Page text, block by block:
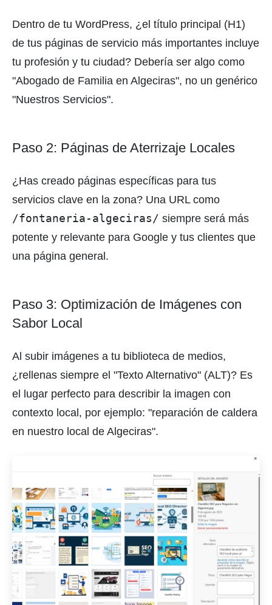
Dentro de tu WordPress, ¿el título principal (H1)
de tus páginas de servicio más importantes incluye
tu profesión y tu ciudad? Debería ser algo como
"Abogado de Familia en Algeciras", no un genérico
"Nuestros Servicios".
Paso 2: Páginas de Aterrizaje Locales
¿Has creado páginas específicas para tus
servicios clave en la zona? Una URL como
/fontaneria-algeciras/ siempre será más
potente y relevante para Google y tus clientes que
una página general.
Paso 3: Optimización de Imágenes con
Sabor Local
Al subir imágenes a tu biblioteca de medios,
¿rellenas siempre el "Texto Alternativo" (ALT)? Es
el lugar perfecto para describir la imagen con
contexto local, por ejemplo: "reparación de caldera
en nuestro local de Algeciras".